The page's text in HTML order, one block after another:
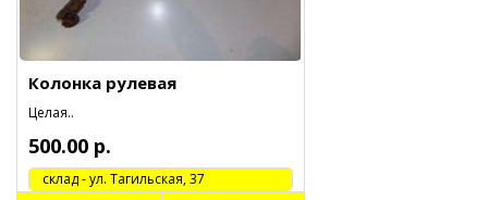
Колонка рулевая
Целая..
500.00 р.
cклад - ул. Тагильская, 37